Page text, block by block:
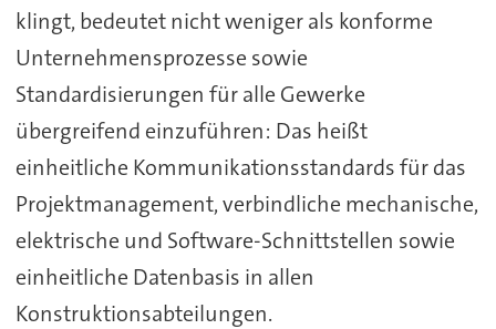
klingt, bedeutet nicht weniger als konforme
Unternehmensprozesse sowie
Standardisierungen für alle Gewerke
übergreifend einzuführen: Das heißt
einheitliche Kommunikationsstandards für das
Projektmanagement, verbindliche mechanische,
elektrische und Software-Schnittstellen sowie
einheitliche Datenbasis in allen
Konstruktionsabteilungen.